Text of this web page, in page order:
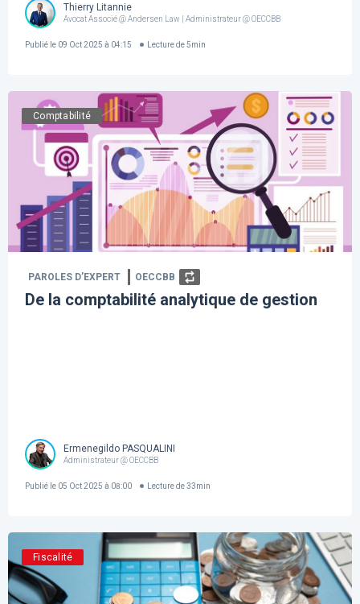
Thierry Litannie
Avocat Associé @ Andersen Law | Administrateur @ OECCBB
Publié le 09 Oct 2025 à 04:15 Lecture de 5min
Comptabilité
PAROLES D’EXPERT OECCBB
De la comptabilité analytique de gestion
Ermenegildo PASQUALINI
Administrateur @ OECCBB
Publié le 05 Oct 2025 à 08:00 Lecture de 33min
Fiscalité